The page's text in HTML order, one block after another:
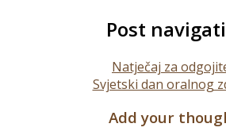
Post
Natječaj za
Svjetski dan oralnog
Add your